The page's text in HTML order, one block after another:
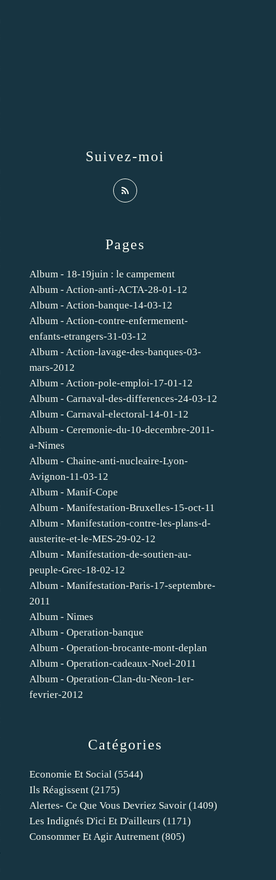
Catégories
Economie Et Social (5544)
Ils Réagissent (2175)
Alertes- Ce Que Vous Devriez Savoir (1409)
Les Indignés D'ici Et D'ailleurs (1171)
Consommer Et Agir Autrement (805)
Pages
Album - 18-19juin : le campement
Album - Action-anti-ACTA-28-01-12
Album - Action-banque-14-03-12
Album - Action-contre-enfermement-
enfants-etrangers-31-03-12
Album - Action-lavage-des-banques-03-
mars-2012
Album - Action-pole-emploi-17-01-12
Album - Carnaval-des-differences-24-03-12
Album - Carnaval-electoral-14-01-12
Album - Ceremonie-du-10-decembre-2011-
a-Nimes
Album - Chaine-anti-nucleaire-Lyon-
Avignon-11-03-12
Album - Manif-Cope
Album - Manifestation-Bruxelles-15-oct-11
Album - Manifestation-contre-les-plans-d-
austerite-et-le-MES-29-02-12
Album - Manifestation-de-soutien-au-
peuple-Grec-18-02-12
Album - Manifestation-Paris-17-septembre-
2011
Album - Nimes
Album - Operation-banque
Album - Operation-brocante-mont-deplan
Album - Operation-cadeaux-Noel-2011
Album - Operation-Clan-du-Neon-1er-
fevrier-2012
Suivez-moi